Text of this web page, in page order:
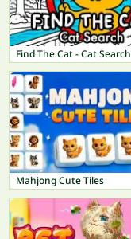
Find The Cat - Cat Search
Mahjong Cute Tiles